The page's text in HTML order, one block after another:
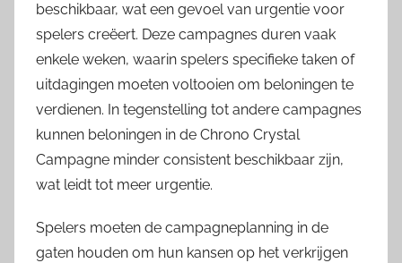
beschikbaar, wat een gevoel van urgentie voor
spelers creëert. Deze campagnes duren vaak
enkele weken, waarin spelers specifieke taken of
uitdagingen moeten voltooien om beloningen te
verdienen. In tegenstelling tot andere campagnes
kunnen beloningen in de Chrono Crystal
Campagne minder consistent beschikbaar zijn,
wat leidt tot meer urgentie.
Spelers moeten de campagneplanning in de
gaten houden om hun kansen op het verkrijgen